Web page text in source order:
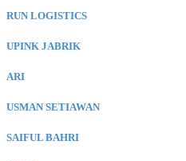
RUN LOGISTICS
UPINK JABRIK
ARI
USMAN SETIAWAN
SAIFUL BAHRI